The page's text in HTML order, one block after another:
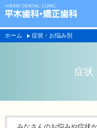
ホーム 症状・お悩み別
症状